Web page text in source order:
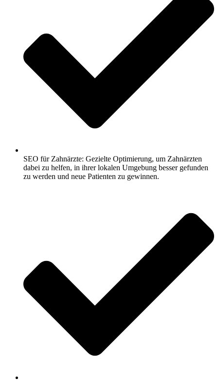
SEO für Zahnärzte: Gezielte Optimierung, um Zahnärzten
dabei zu helfen, in ihrer lokalen Umgebung besser gefunden
zu werden und neue Patienten zu gewinnen.